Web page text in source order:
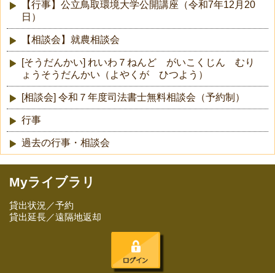
【行事】公立鳥取環境大学公開講座（令和7年12月20
日）
【相談会】就農相談会
[そうだんかい] れいわ７ねんど がいこくじん むり
ょうそうだんかい（よやくが ひつよう）
[相談会] 令和７年度司法書士無料相談会（予約制）
行事
過去の行事・相談会
Myライブラリ
貸出状況／予約
貸出延長／遠隔地返却